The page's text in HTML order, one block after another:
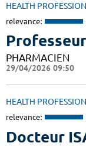
HEALTH
relevance:
PHARMACIEN
29/04/2026 09:50
HEALTH
relevance:
Docteur